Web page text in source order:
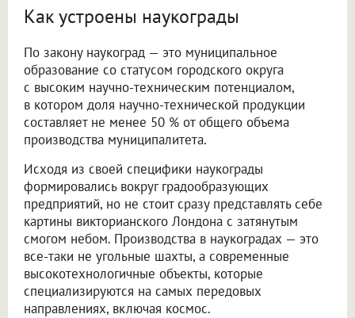
Как устроены наукограды
По закону наукоград — это муниципальное
образование со статусом городского округа
с высоким научно-техническим потенциалом,
в котором доля научно-технической продукции
составляет не менее 50 % от общего объема
производства муниципалитета.
Исходя из своей специфики наукограды
формировались вокруг градообразующих
предприятий, но не стоит сразу представлять себе
картины викторианского Лондона с затянутым
смогом небом. Производства в наукоградах — это
все-таки не угольные шахты, а современные
высокотехнологичные объекты, которые
специализируются на самых передовых
направлениях, включая космос.